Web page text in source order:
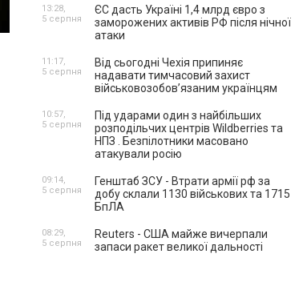
ЄС дасть Україні 1,4 млрд євро з
заморожених активів РФ після нічної
атаки
13:28,
5 серпня
Від сьогодні Чехія припиняє
надавати тимчасовий захист
військовозобов’язаним українцям
11:17,
5 серпня
Під ударами один з найбільших
розподільчих центрів Wildberries та
НПЗ . Безпілотники масовано
атакували росію
10:57,
5 серпня
Генштаб ЗСУ - Втрати армії рф за
добу склали 1130 військових та 1715
БпЛА
09:14,
5 серпня
Reuters - США майже вичерпали
запаси ракет великої дальності
08:29,
5 серпня